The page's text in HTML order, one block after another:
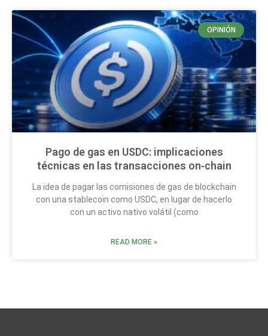
OPINIÓN
Pago de gas en USDC: implicaciones
técnicas en las transacciones on‑chain
La idea de pagar las comisiones de gas de blockchain
con una stablecoin como USDC, en lugar de hacerlo
con un activo nativo volátil (como
READ MORE »